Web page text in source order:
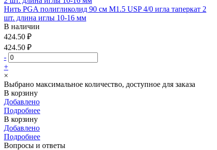
Нить PGA полигликолид 90 см М1.5 USP 4/0 игла таперкат 2
шт. длина иглы 10-16 мм
В наличии
424.50 ₽
424.50 ₽
-
+
×
Выбрано максимальное количество, доступное для заказа
В корзину
Добавлено
Подробнее
В корзину
Добавлено
Подробнее
Вопросы и ответы